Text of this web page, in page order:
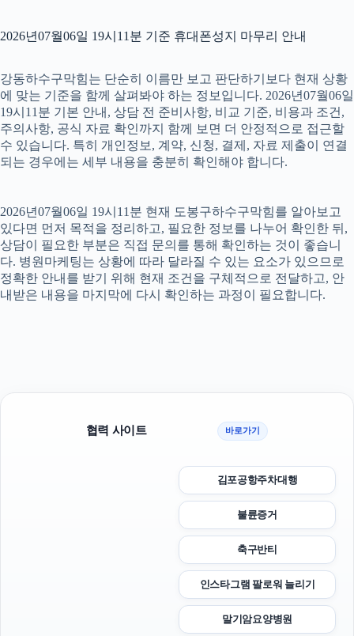
2026년07월06일 19시11분 기준 휴대폰성지 마무리 안내
강동하수구막힘는 단순히 이름만 보고 판단하기보다 현재 상황
에 맞는 기준을 함께 살펴봐야 하는 정보입니다. 2026년07월06일
19시11분 기본 안내, 상담 전 준비사항, 비교 기준, 비용과 조건,
주의사항, 공식 자료 확인까지 함께 보면 더 안정적으로 접근할
수 있습니다. 특히 개인정보, 계약, 신청, 결제, 자료 제출이 연결
되는 경우에는 세부 내용을 충분히 확인해야 합니다.
2026년07월06일 19시11분 현재 도봉구하수구막힘를 알아보고
있다면 먼저 목적을 정리하고, 필요한 정보를 나누어 확인한 뒤,
상담이 필요한 부분은 직접 문의를 통해 확인하는 것이 좋습니
다. 병원마케팅는 상황에 따라 달라질 수 있는 요소가 있으므로
정확한 안내를 받기 위해 현재 조건을 구체적으로 전달하고, 안
내받은 내용을 마지막에 다시 확인하는 과정이 필요합니다.
협력 사이트 바로가기
김포공항주차대행
불륜증거
축구반티
인스타그램 팔로워 늘리기
말기암요양병원